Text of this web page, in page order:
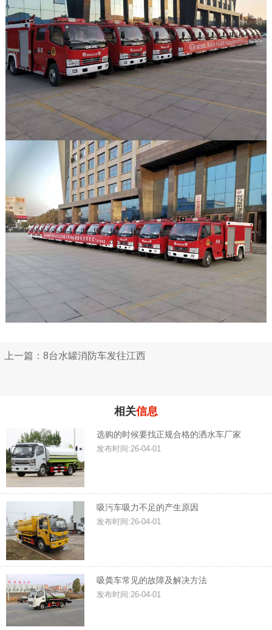
上一篇：8台水罐消防车发往江西
相关信息
选购的时候要找正规合格的洒水车厂家
发布时间:26-04-01
吸污车吸力不足的产生原因
发布时间:26-04-01
吸粪车常见的故障及解决方法
发布时间:26-04-01